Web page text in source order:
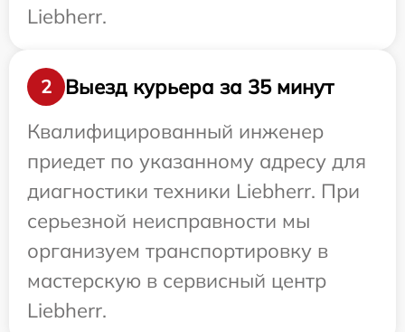
Liebherr.
2
Выезд курьера за 35 минут
Квалифицированный инженер
приедет по указанному адресу для
диагностики техники Liebherr. При
серьезной неисправности мы
организуем транспортировку в
мастерскую в сервисный центр
Liebherr.